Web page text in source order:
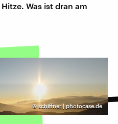
Was ist dran am
© schiffner | photocase.de